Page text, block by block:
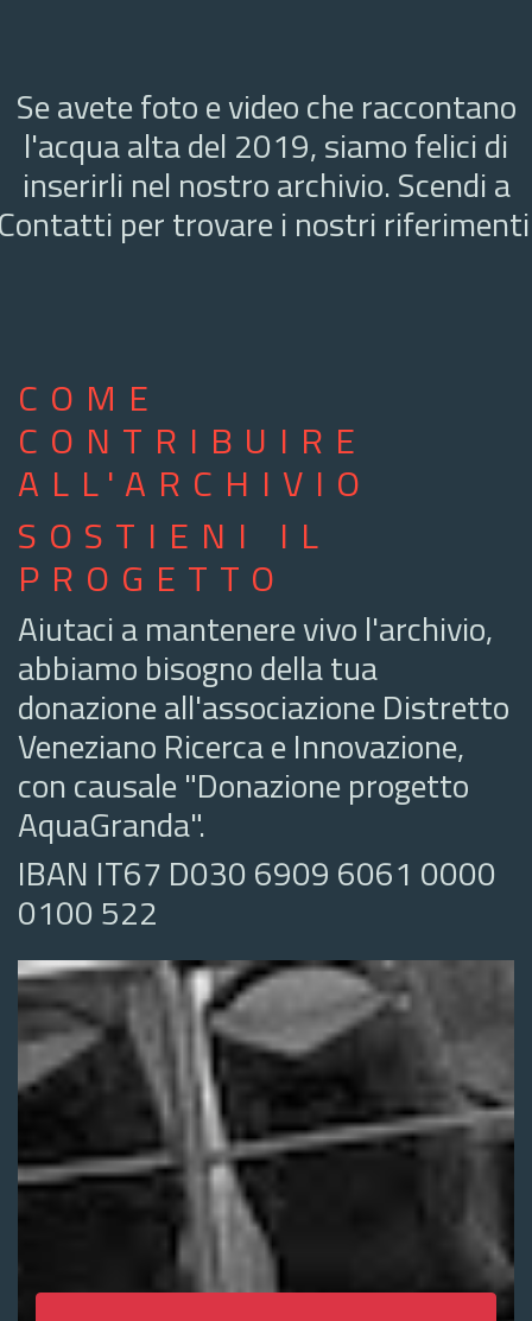
Se avete foto e video che raccontano
l'acqua alta del 2019, siamo felici di
inserirli nel nostro archivio. Scendi a
per trovare i nostri
COME
CONTRIBUIRE
ALL'ARCHIVIO
SOSTIENI IL
PROGETTO
Aiutaci a mantenere vivo l'archivio,
abbiamo bisogno della tua
donazione all'associazione Distretto
Veneziano Ricerca e Innovazione,
con causale "Donazione progetto
AquaGranda".
IBAN IT67 D030 6909 6061 0000
0100 522